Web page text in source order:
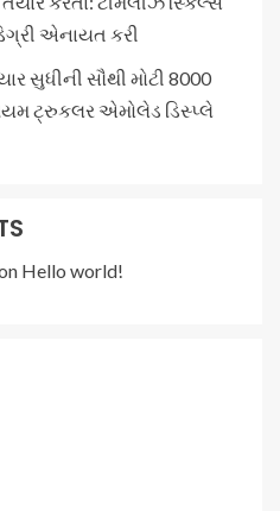
એનાયત કરી
સુધીની સૌથી મોટી 8000
ટ્રુકલર એમોલેડ ડિસ્પ્લે
Hello world!